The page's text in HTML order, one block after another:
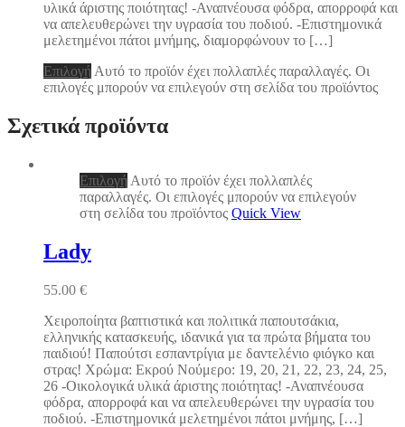
υλικά άριστης ποιότητας! -Αναπνέουσα φόδρα, απορροφά και
να απελευθερώνει την υγρασία του ποδιού. -Επιστημονικά
μελετημένοι πάτοι μνήμης, διαμορφώνουν το […]
Επιλογή Αυτό το προϊόν έχει πολλαπλές παραλλαγές. Οι
επιλογές μπορούν να επιλεγούν στη σελίδα του προϊόντος
Σχετικά προϊόντα
Επιλογή Αυτό το προϊόν έχει πολλαπλές
παραλλαγές. Οι επιλογές μπορούν να επιλεγούν
στη σελίδα του προϊόντος Quick View
Lady
55.00 €
Χειροποίητα βαπτιστικά και πολιτικά παπουτσάκια,
ελληνικής κατασκευής, ιδανικά για τα πρώτα βήματα του
παιδιού! Παπούτσι εσπαντρίγια με δαντελένιο φιόγκο και
στρας! Χρώμα: Εκρού Νούμερο: 19, 20, 21, 22, 23, 24, 25,
26 -Οικολογικά υλικά άριστης ποιότητας! -Αναπνέουσα
φόδρα, απορροφά και να απελευθερώνει την υγρασία του
ποδιού. -Επιστημονικά μελετημένοι πάτοι μνήμης, […]